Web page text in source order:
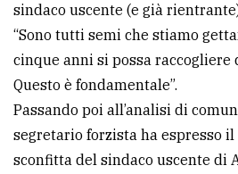
sindaco uscente (e già
“Sono tutti semi che stiamo
cinque anni si possa raccogliere
Questo è fondamentale”.
Passando poi all’analisi di
segretario forzista ha espresso
sconfitta del sindaco uscente di